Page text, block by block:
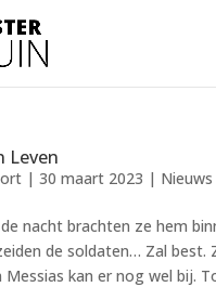
Leven
| 30 maart 2023 | Nieuws
nacht brachten ze hem
de soldaten… Zal best.
Messias kan er nog wel bij.